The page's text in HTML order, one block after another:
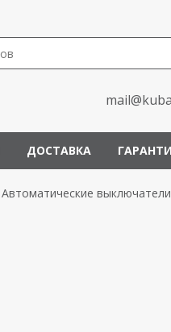
ДОСТАВКА
Автоматические выключатели